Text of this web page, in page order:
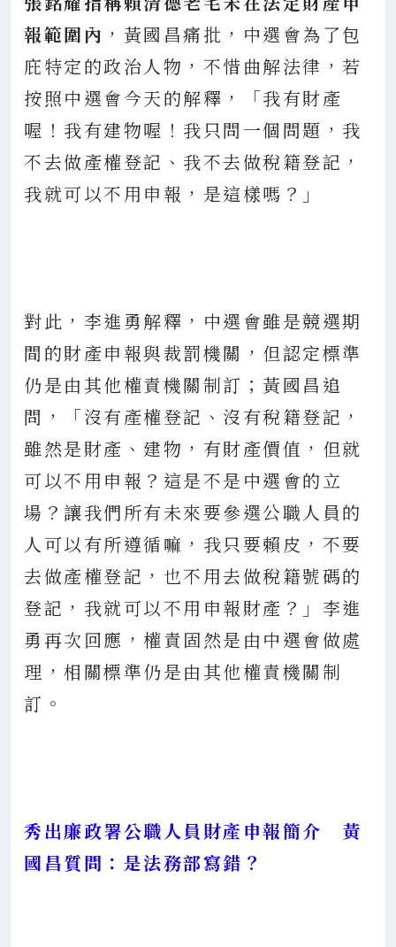
報範圍內 ，黃國昌痛批，中選會為了包
庇特定的政治人物，不惜曲解法律，若
按照中選會今天的解釋，「我有財產
喔！我有建物喔！我只問一個問題，我
不去做產權登記、我不去做稅籍登記，
我就可以不用申報，是這樣嗎？」
對此，李進勇解釋，中選會雖是競選期
間的財產申報與裁罰機關，但認定標準
仍是由其他權責機關制訂；黃國昌追
問，「沒有產權登記、沒有稅籍登記，
雖然是財產、建物，有財產價值，但就
可以不用申報？這是不是中選會的立
場？讓我們所有未來要參選公職人員的
人可以有所遵循嘛，我只要賴皮，不要
去做產權登記，也不用去做稅籍號碼的
登記，我就可以不用申報財產？」李進
勇再次回應，權責固然是由中選會做處
理，相關標準仍是由其他權責機關制
訂。
秀出廉政署公職人員財產申報簡介 黃
國昌質問：是法務部寫錯？